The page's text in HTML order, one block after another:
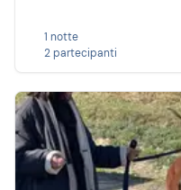
1 notte
2 partecipanti